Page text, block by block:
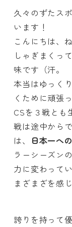
久々のずたス
います！
こんにちは、
しゃぎまくっ
味です（汗。
本当はゆっく
くために頑張
CSを３戦とも
戦は途中から
は、
日本一へ
ラーシーズン
力に変わって
まざまざを感
誇りを持って